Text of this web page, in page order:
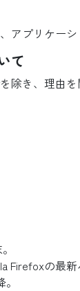
プリケー
て
除き、理由
Firefoxの最新